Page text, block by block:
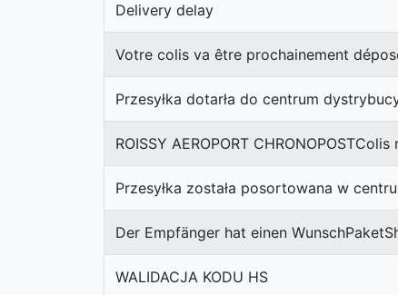
Delivery delay
Votre colis va être prochainement
Przesyłka dotarła do centrum
ROISSY AEROPORT
Przesyłka została posortowana w
Der Empfänger hat einen
WALIDACJA KODU HS